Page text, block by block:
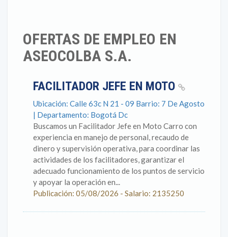
OFERTAS DE EMPLEO EN
ASEOCOLBA S.A.
FACILITADOR JEFE EN MOTO
Ubicación: Calle 63c N 21 - 09 Barrio: 7 De Agosto
| Departamento: Bogotá Dc
Buscamos un Facilitador Jefe en Moto Carro con
experiencia en manejo de personal, recaudo de
dinero y supervisión operativa, para coordinar las
actividades de los facilitadores, garantizar el
adecuado funcionamiento de los puntos de servicio
y apoyar la operación en...
Publicación: 05/08/2026 - Salario: 2135250